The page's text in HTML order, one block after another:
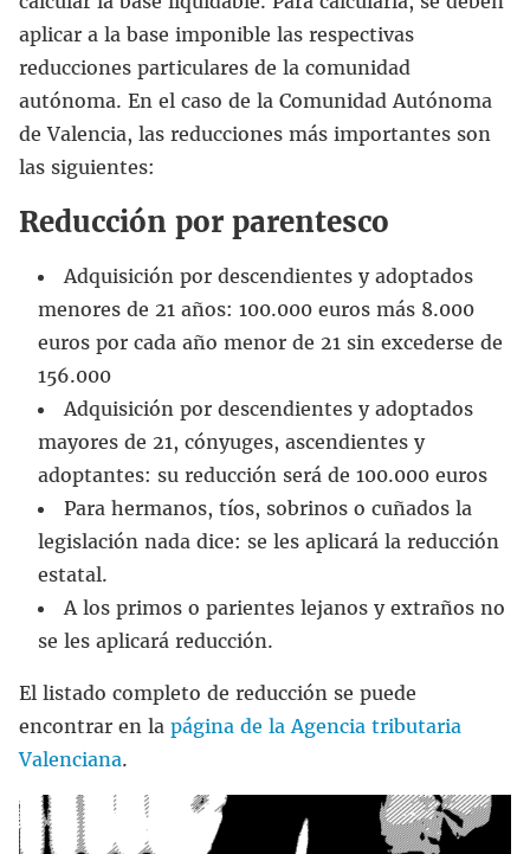
aplicar a la base imponible las respectivas
reducciones particulares de la comunidad
autónoma. En el caso de la Comunidad Autónoma
de Valencia, las reducciones más importantes son
las siguientes:
Reducción por parentesco
Adquisición por descendientes y adoptados
menores de 21 años: 100.000 euros más 8.000
euros por cada año menor de 21 sin excederse de
156.000
Adquisición por descendientes y adoptados
mayores de 21, cónyuges, ascendientes y
adoptantes: su reducción será de 100.000 euros
Para hermanos, tíos, sobrinos o cuñados la
legislación nada dice: se les aplicará la reducción
estatal.
A los primos o parientes lejanos y extraños no
se les aplicará reducción.
El listado completo de reducción se puede
encontrar en la página de la Agencia tributaria
Valenciana.